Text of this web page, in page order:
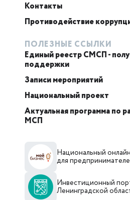
Контакты
Противодействие
ПОЛЕЗНЫЕ ССЫЛКИ
Единый реестр СМСП -
поддержки
Записи мероприятий
Национальный проект
Актуальная программа по
МСП
Национальный
для
Инвестиционный
Ленинградской